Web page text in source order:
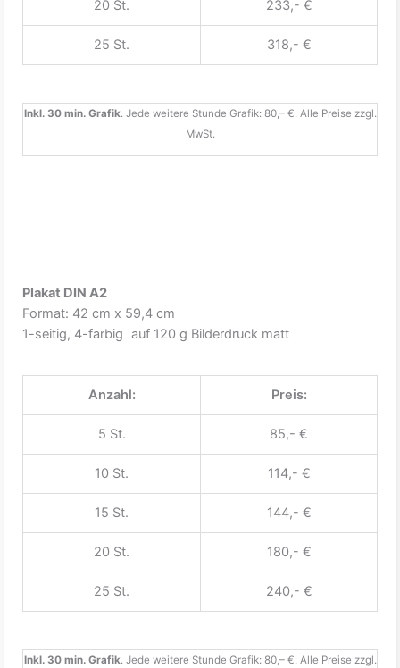
20 St. 233,- €
25 St. 318,- €
Inkl. 30 min. Grafik. Jede weitere Stunde Grafik: 80,– €. Alle Preise zzgl.
MwSt.
Plakat DIN A2
Format: 42 cm x 59,4 cm
1-seitig, 4-farbig auf 120 g Bilderdruck matt
Anzahl: Preis:
5 St. 85,- €
10 St. 114,- €
15 St. 144,- €
20 St. 180,- €
25 St. 240,- €
Inkl. 30 min. Grafik. Jede weitere Stunde Grafik: 80,– €. Alle Preise zzgl.